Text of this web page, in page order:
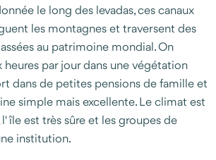
le long des levadas, ces canaux
les montagnes et traversent des
au patrimoine mondial. On
heures par jour dans une végétation
dans de petites pensions de famille et
simple mais excellente. Le climat est
est très sûre et les groupes de
institution.